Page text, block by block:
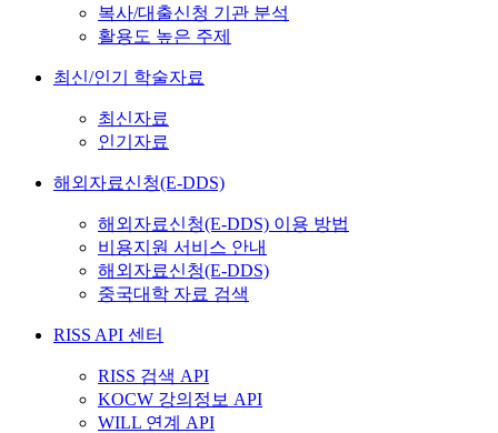
복사/대출신청 기관 분석
활용도 높은 주제
최신/인기 학술자료
최신자료
인기자료
해외자료신청(E-DDS)
해외자료신청(E-DDS) 이용 방법
비용지원 서비스 안내
해외자료신청(E-DDS)
중국대학 자료 검색
RISS API 센터
RISS 검색 API
KOCW 강의정보 API
WILL 연계 API